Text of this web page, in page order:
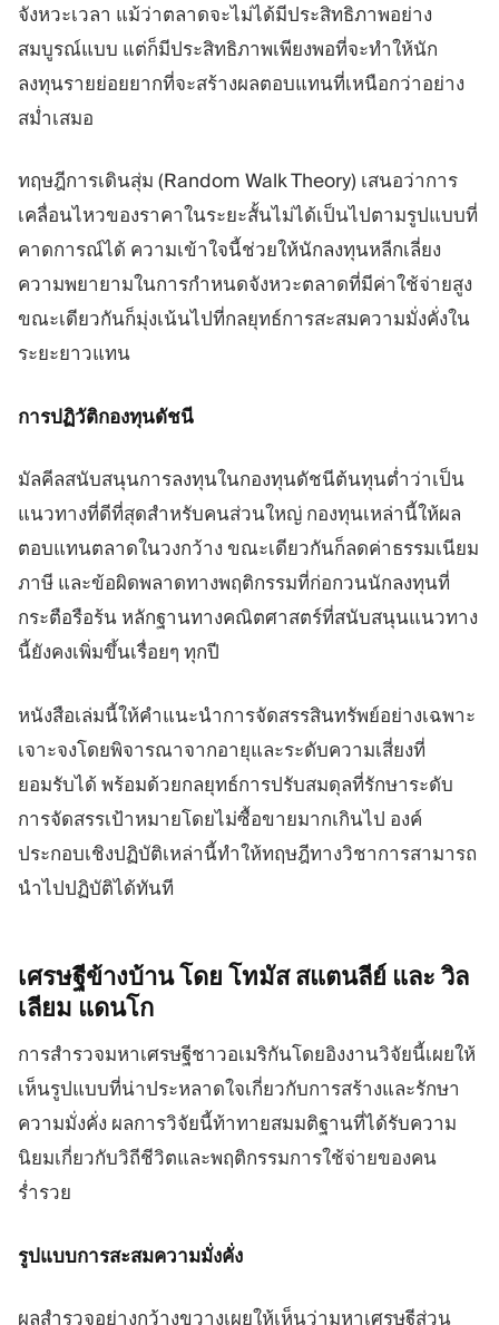
จังหวะเวลา แม้ว่าตลาดจะไม่ได้มีประสิทธิภาพอย่าง
สมบูรณ์แบบ แต่ก็มีประสิทธิภาพเพียงพอที่จะทำให้นัก
ลงทุนรายย่อยยากที่จะสร้างผลตอบแทนที่เหนือกว่าอย่าง
สม่ำเสมอ
ทฤษฎีการเดินสุ่ม (Random Walk Theory) เสนอว่าการ
เคลื่อนไหวของราคาในระยะสั้นไม่ได้เป็นไปตามรูปแบบที่
คาดการณ์ได้ ความเข้าใจนี้ช่วยให้นักลงทุนหลีกเลี่ยง
ความพยายามในการกำหนดจังหวะตลาดที่มีค่าใช้จ่ายสูง
ขณะเดียวกันก็มุ่งเน้นไปที่กลยุทธ์การสะสมความมั่งคั่งใน
ระยะยาวแทน
การปฏิวัติกองทุนดัชนี
มัลคีลสนับสนุนการลงทุนในกองทุนดัชนีต้นทุนต่ำว่าเป็น
แนวทางที่ดีที่สุดสำหรับคนส่วนใหญ่ กองทุนเหล่านี้ให้ผล
ตอบแทนตลาดในวงกว้าง ขณะเดียวกันก็ลดค่าธรรมเนียม
ภาษี และข้อผิดพลาดทางพฤติกรรมที่ก่อกวนนักลงทุนที่
กระตือรือร้น หลักฐานทางคณิตศาสตร์ที่สนับสนุนแนวทาง
นี้ยังคงเพิ่มขึ้นเรื่อยๆ ทุกปี
หนังสือเล่มนี้ให้คำแนะนำการจัดสรรสินทรัพย์อย่างเฉพาะ
เจาะจงโดยพิจารณาจากอายุและระดับความเสี่ยงที่
ยอมรับได้ พร้อมด้วยกลยุทธ์การปรับสมดุลที่รักษาระดับ
การจัดสรรเป้าหมายโดยไม่ซื้อขายมากเกินไป องค์
ประกอบเชิงปฏิบัติเหล่านี้ทำให้ทฤษฎีทางวิชาการสามารถ
นำไปปฏิบัติได้ทันที
เศรษฐีข้างบ้าน โดย โทมัส สแตนลีย์ และ วิล
เลียม แดนโก
การสำรวจมหาเศรษฐีชาวอเมริกันโดยอิงงานวิจัยนี้เผยให้
เห็นรูปแบบที่น่าประหลาดใจเกี่ยวกับการสร้างและรักษา
ความมั่งคั่ง ผลการวิจัยนี้ท้าทายสมมติฐานที่ได้รับความ
นิยมเกี่ยวกับวิถีชีวิตและพฤติกรรมการใช้จ่ายของคน
ร่ำรวย
รูปแบบการสะสมความมั่งคั่ง
ผลสำรวจอย่างกว้างขวางเผยให้เห็นว่ามหาเศรษฐีส่วน